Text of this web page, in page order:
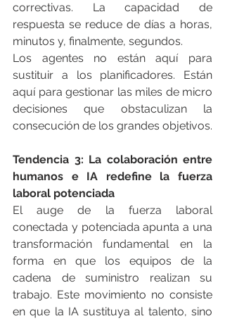
correctivas. La capacidad de
respuesta se reduce de días a horas,
minutos y, finalmente, segundos.
Los agentes no están aquí para
sustituir a los planificadores. Están
aquí para gestionar las miles de micro
decisiones que obstaculizan la
consecución de los grandes objetivos.
Tendencia 3: La colaboración entre
humanos e IA redefine la fuerza
laboral potenciada
El auge de la fuerza laboral
conectada y potenciada apunta a una
transformación fundamental en la
forma en que los equipos de la
cadena de suministro realizan su
trabajo. Este movimiento no consiste
en que la IA sustituya al talento, sino